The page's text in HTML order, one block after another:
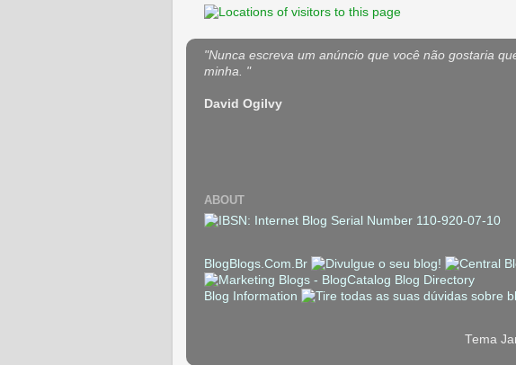
"Nunca escreva um anúncio que você não gostaria
minha. "
David Ogilvy
ABOUT
BlogBlogs.Com.Br
Blog Information
Tema